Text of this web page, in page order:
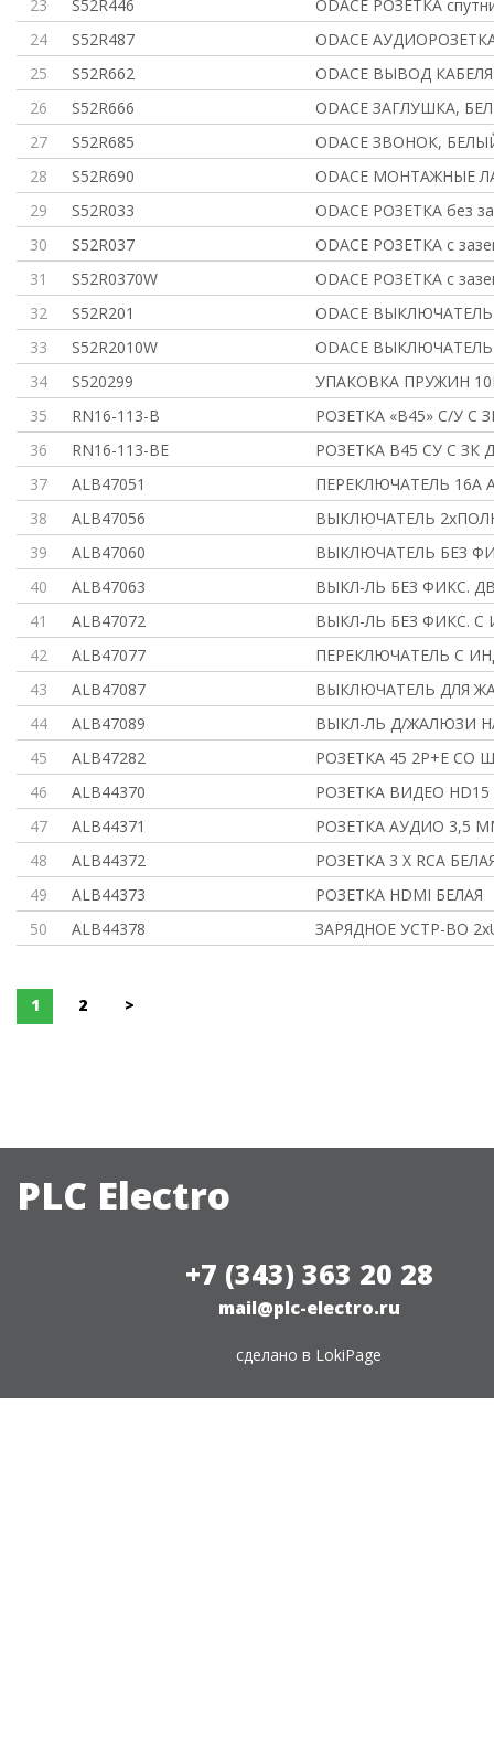
23
S52R446
ODACE РОЗЕТКА
24
S52R487
ODACE
25
S52R662
ODACE ВЫВОД КАБЕЛЯ
26
S52R666
ODACE ЗАГЛУШКА,
27
S52R685
ODACE ЗВОНОК,
28
S52R690
ODACE МОНТАЖНЫЕ
29
S52R033
ODACE РОЗЕТКА без
30
S52R037
ODACE РОЗЕТКА с
31
S52R0370W
ODACE РОЗЕТКА с
32
S52R201
ODACE ВЫКЛЮЧАТЕЛЬ
33
S52R2010W
ODACE ВЫКЛЮЧАТЕЛЬ
34
S520299
УПАКОВКА ПРУЖИН
35
RN16-113-B
РОЗЕТКА «В45» С/У С
36
RN16-113-BE
РОЗЕТКА В45 СУ С ЗК
37
ALB47051
ПЕРЕКЛЮЧАТЕЛЬ 16A
38
ALB47056
ВЫКЛЮЧАТЕЛЬ
39
ALB47060
ВЫКЛЮЧАТЕЛЬ БЕЗ
40
ALB47063
ВЫКЛ-ЛЬ БЕЗ ФИКС.
41
ALB47072
ВЫКЛ-ЛЬ БЕЗ ФИКС. С
42
ALB47077
ПЕРЕКЛЮЧАТЕЛЬ С
43
ALB47087
ВЫКЛЮЧАТЕЛЬ ДЛЯ
44
ALB47089
ВЫКЛ-ЛЬ Д/ЖАЛЮЗИ
45
ALB47282
РОЗЕТКА 45 2Р+Е СО
46
ALB44370
РОЗЕТКА ВИДЕО HD15
47
ALB44371
РОЗЕТКА АУДИО 3,5
48
ALB44372
РОЗЕТКА 3 Х RCA
49
ALB44373
РОЗЕТКА HDMI БЕЛАЯ
50
ALB44378 ЗАРЯДНОЕ УСТР-ВО
1 2 >
PLC Electro
+7 (343) 363 20 28
mail@plc-electro.ru
сделано в LokiPage